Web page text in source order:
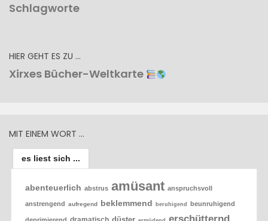
Schlagworte
HIER GEHT ES ZU …
Xirxes Bücher-Weltkarte
MIT EINEM WORT …
es liest sich ...
abenteuerlich abstrus amüsant anspruchsvoll
anstrengend aufregend beklemmend beruhigend beunruhigend